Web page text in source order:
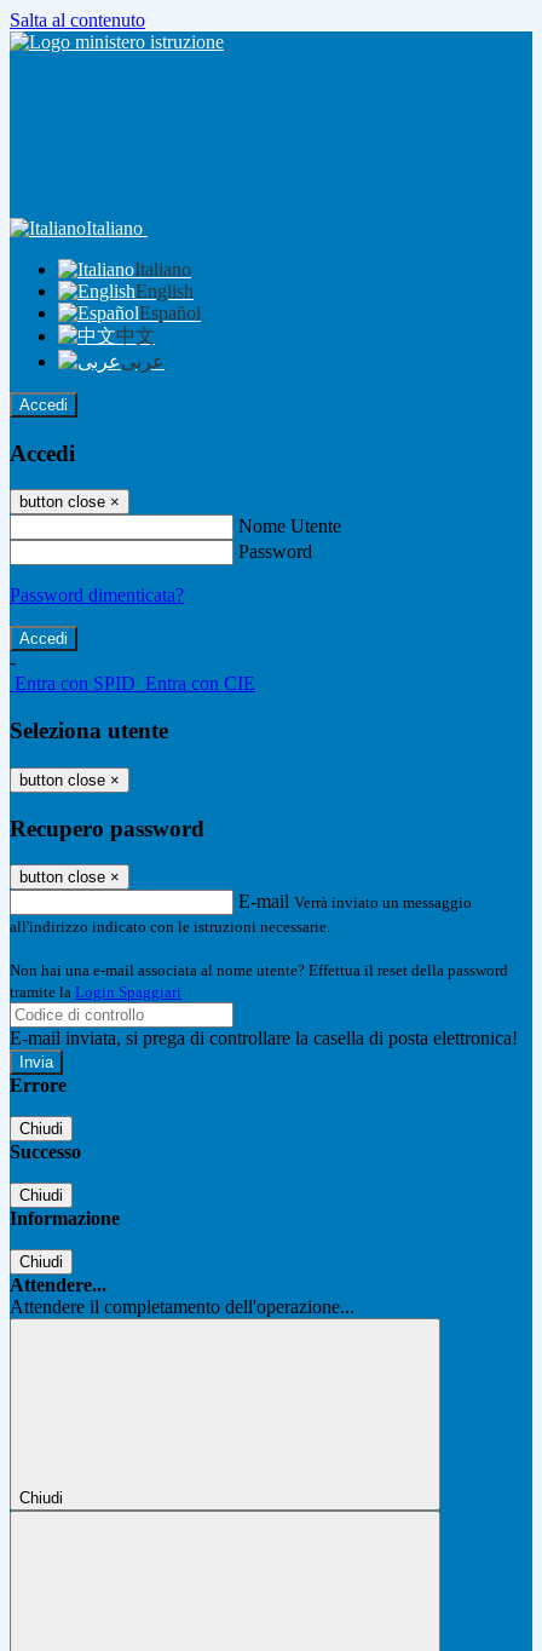
Salta al contenuto
Italiano
Italiano
English
Español
中文
عربى
Accedi
Accedi
button close ×
Nome Utente
Password
Password dimenticata?
-
Entra con SPID Entra con CIE
Seleziona utente
button close ×
Recupero password
button close ×
E-mail Verrà inviato un messaggio
all'indirizzo indicato con le istruzioni necessarie.
Non hai una e-mail associata al nome utente? Effettua il reset della password
tramite la Login Spaggiari
E-mail inviata, si prega di controllare la casella di posta elettronica!
Errore
Chiudi
Successo
Chiudi
Informazione
Chiudi
Attendere...
Attendere il completamento dell'operazione...
Chiudi